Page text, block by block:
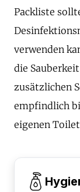
Packliste
verwenden
die
zusätzlichen
empfindlich
eigenen